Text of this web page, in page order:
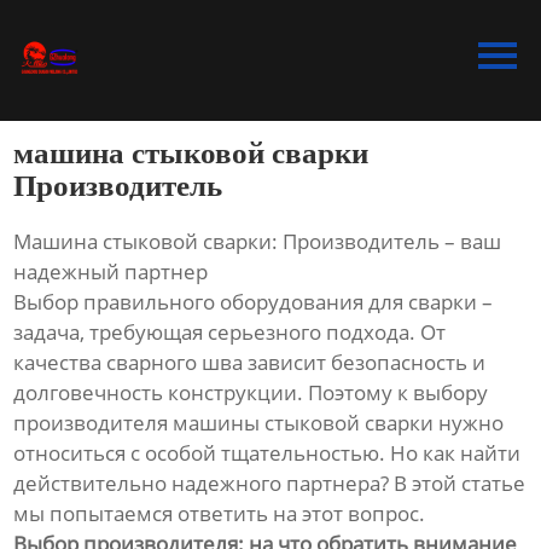
Bидео
О Hас
Контакты
машина стыковой сварки
Производитель
Машина стыковой сварки: Производитель – ваш
надежный партнер
Выбор правильного оборудования для сварки –
задача, требующая серьезного подхода. От
качества сварного шва зависит безопасность и
долговечность конструкции. Поэтому к выбору
производителя машины стыковой сварки нужно
относиться с особой тщательностью. Но как найти
действительно надежного партнера? В этой статье
мы попытаемся ответить на этот вопрос.